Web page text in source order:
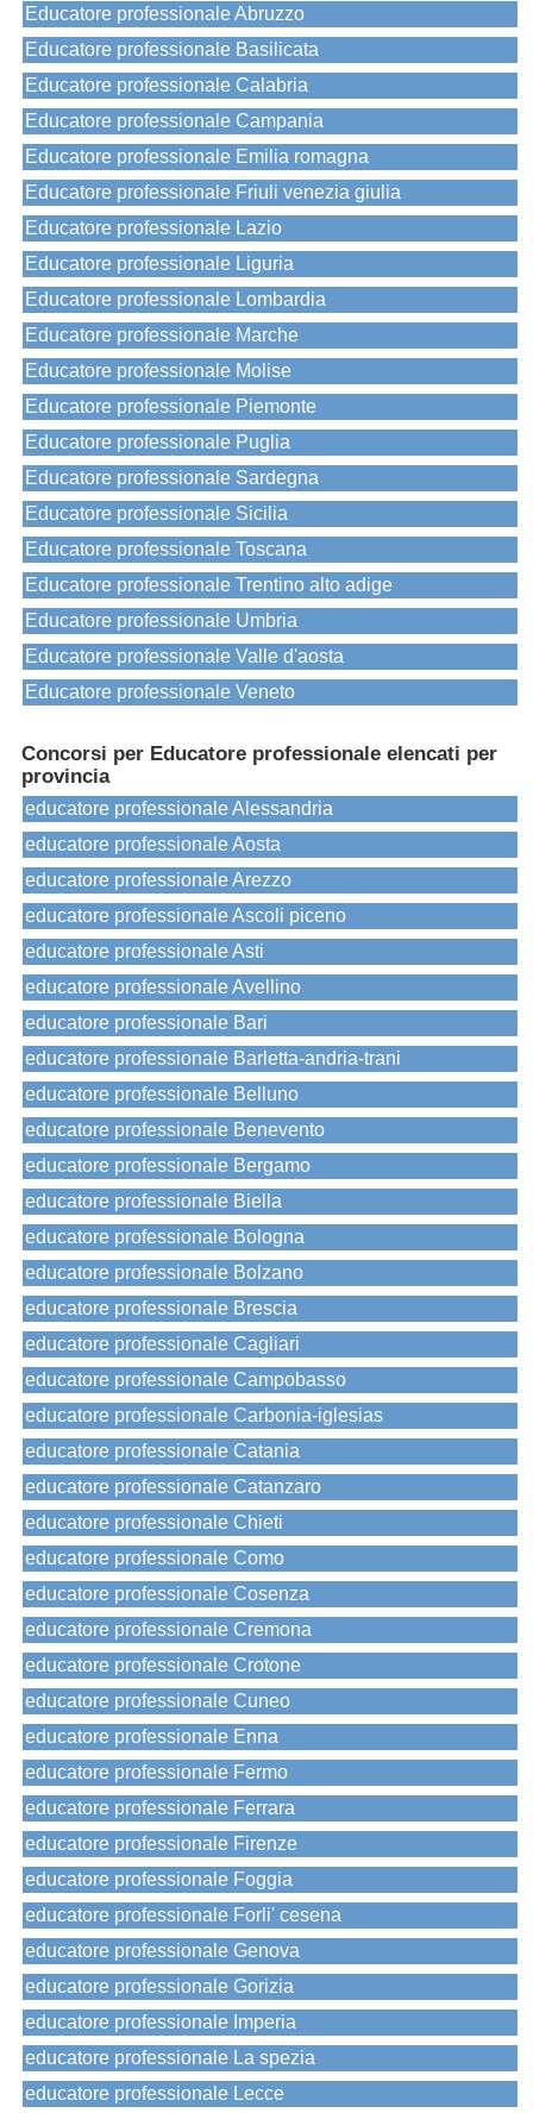
Educatore professionale Abruzzo
Educatore professionale Basilicata
Educatore professionale Calabria
Educatore professionale Campania
Educatore professionale Emilia romagna
Educatore professionale Friuli venezia giulia
Educatore professionale Lazio
Educatore professionale Liguria
Educatore professionale Lombardia
Educatore professionale Marche
Educatore professionale Molise
Educatore professionale Piemonte
Educatore professionale Puglia
Educatore professionale Sardegna
Educatore professionale Sicilia
Educatore professionale Toscana
Educatore professionale Trentino alto adige
Educatore professionale Umbria
Educatore professionale Valle d'aosta
Educatore professionale Veneto
Concorsi per Educatore professionale elencati per
provincia
educatore professionale Alessandria
educatore professionale Aosta
educatore professionale Arezzo
educatore professionale Ascoli piceno
educatore professionale Asti
educatore professionale Avellino
educatore professionale Bari
educatore professionale Barletta-andria-trani
educatore professionale Belluno
educatore professionale Benevento
educatore professionale Bergamo
educatore professionale Biella
educatore professionale Bologna
educatore professionale Bolzano
educatore professionale Brescia
educatore professionale Cagliari
educatore professionale Campobasso
educatore professionale Carbonia-iglesias
educatore professionale Catania
educatore professionale Catanzaro
educatore professionale Chieti
educatore professionale Como
educatore professionale Cosenza
educatore professionale Cremona
educatore professionale Crotone
educatore professionale Cuneo
educatore professionale Enna
educatore professionale Fermo
educatore professionale Ferrara
educatore professionale Firenze
educatore professionale Foggia
educatore professionale Forli' cesena
educatore professionale Genova
educatore professionale Gorizia
educatore professionale Imperia
educatore professionale La spezia
educatore professionale Lecce